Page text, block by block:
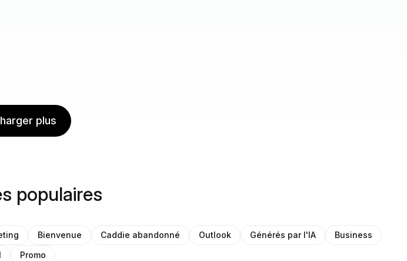
plus
populaires
Bienvenue Caddie abandonné Outlook Générés par l'IA
Business
Promo